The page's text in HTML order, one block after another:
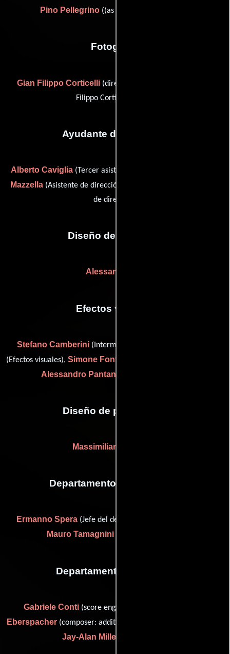
Pino Pellegrino((as Pino Pellegrino [UIC]))
Fotografia
Gian Filippo Corticelli(director of photography (as Gian
Filippo Corticelli [AIC]))
Ayudante de dirección
Alberto Caviglia (Tercer asistente de produccón),
Mazzella(Asistente de dirección) y
de dirección)
Diseño de vestuario
Alessandro Lai
Efectos visuales
Stefano Camberini (Intermedio digital),
(Efectos visuales), Simone Fontana
Alessandro Pantanella
Diseño de producción
Massimiliano Nocente
Departamento de maquillaje
Ermanno Spera (Jefe del departamento de maquillaje) y
Mauro Tamagnini(Jefe de peluqueros)
Departamento de musica
Gabriele Conti (score engineer assistant),
Eberspacher (composer: additional music / musical director) y
Jay-Alan Miller